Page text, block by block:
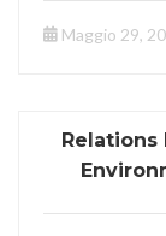
Maggio 29,
Relations